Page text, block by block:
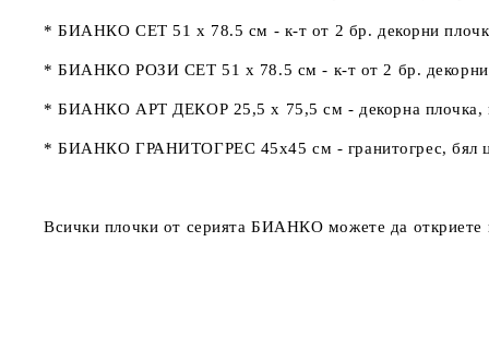
*БИАНКО СЕТ 51 x 78.5 см - к-т от 2 бр. декорни
*БИАНКО РОЗИ СЕТ 51 x 78.5 см - к-т от 2 бр.
* БИАНКО АРТ ДЕКОР 25,5 x 75,5 см - декорна плочка,
* БИАНКО ГРАНИТОГРЕС 45х45 см - гранитогрес, бял
Всички плочки от серията БИАНКО можете да откриете